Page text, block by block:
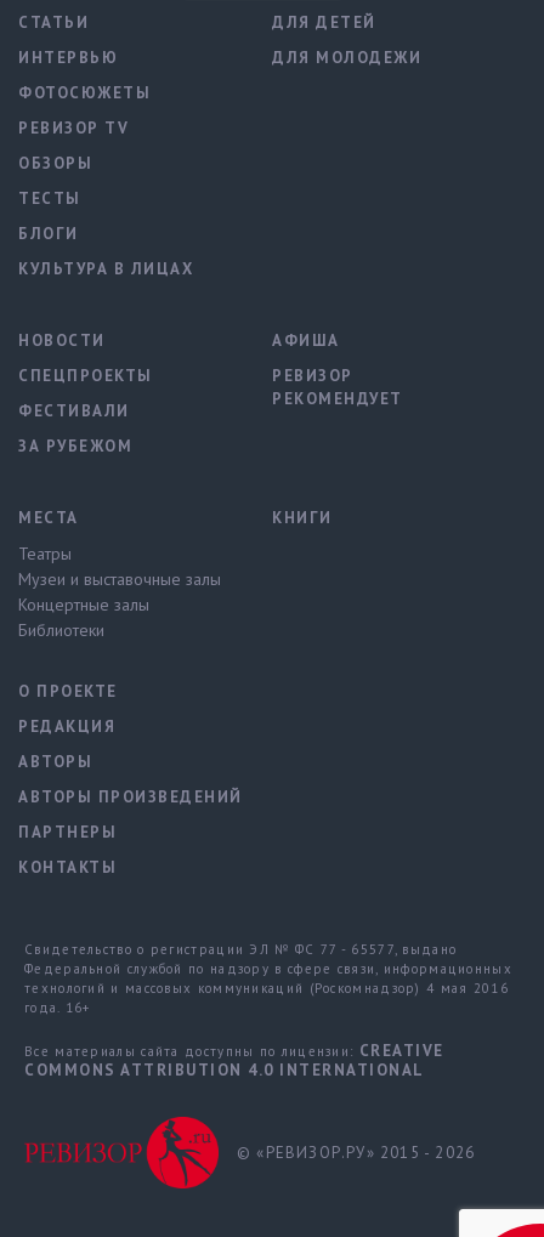
СТАТЬИ
ИНТЕРВЬЮ
ФОТОСЮЖЕТЫ
РЕВИЗОР TV
ОБЗОРЫ
ТЕСТЫ
БЛОГИ
КУЛЬТУРА В ЛИЦАХ
ДЛЯ ДЕТЕЙ
ДЛЯ МОЛОДЕЖИ
НОВОСТИ
СПЕЦПРОЕКТЫ
ФЕСТИВАЛИ
ЗА РУБЕЖОМ
АФИША
РЕВИЗОР
РЕКОМЕНДУЕТ
МЕСТА
Театры
Музеи и выставочные залы
Концертные залы
Библиотеки
КНИГИ
О ПРОЕКТЕ
РЕДАКЦИЯ
АВТОРЫ
АВТОРЫ ПРОИЗВЕДЕНИЙ
ПАРТНЕРЫ
КОНТАКТЫ
Свидетельство о регистрации ЭЛ № ФС 77 - 65577, выдано
Федеральной службой по надзору в сфере связи, информационных
технологий и массовых коммуникаций (Роскомнадзор) 4 мая 2016
года. 16+
Все материалы сайта доступны по лицензии: CREATIVE
COMMONS ATTRIBUTION 4.0 INTERNATIONAL
© «РЕВИЗОР.РУ» 2015 - 2026